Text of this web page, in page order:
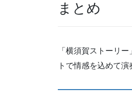
まとめ
「横須賀ストーリ
トで情感を込めて